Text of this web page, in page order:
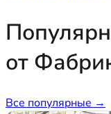
от
Все популярные →